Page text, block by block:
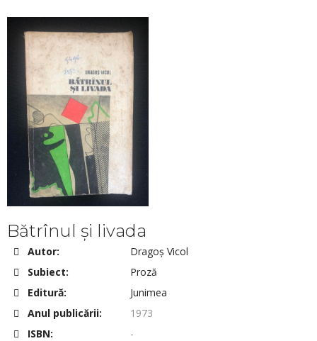
Bătrînul și livada
Autor:
Dragoș Vicol
Subiect:
Proză
Editură:
Junimea
Anul publicării:
1973
ISBN:
-